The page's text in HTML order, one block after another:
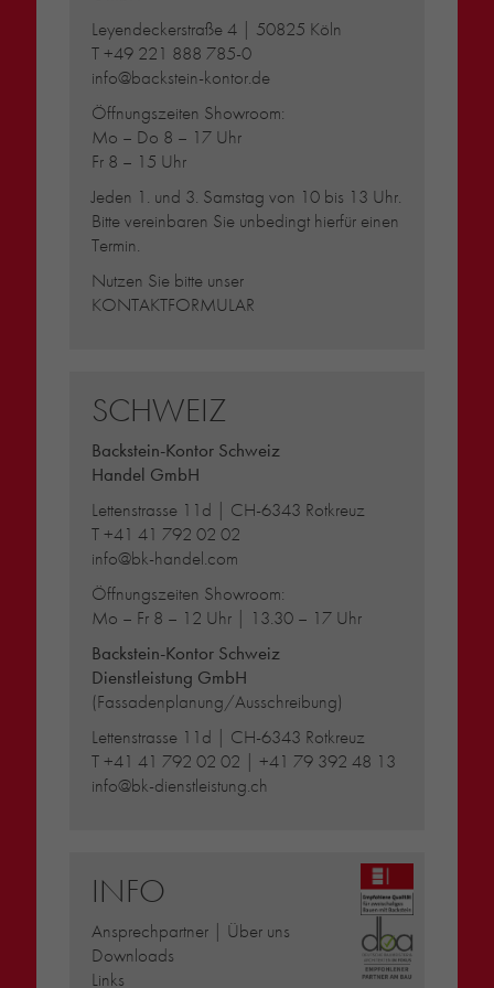
Leyendeckerstraße 4 | 50825 Köln
T+49 221 888 785-0
info@backstein-kontor.de
Öffnungszeiten Showroom:
Mo – Do 8 – 17 Uhr
Fr 8 – 15 Uhr
Jeden 1. und 3. Samstag von 10 bis 13 Uhr.
Bitte vereinbaren Sie unbedingt hierfür einen
Termin.
Nutzen Sie bitte unser
KONTAKTFORMULAR
SCHWEIZ
Backstein-Kontor Schweiz
Handel GmbH
Lettenstrasse 11d | CH-6343 Rotkreuz
T+41 41 792 02 02
info@bk-handel.com
Öffnungszeiten Showroom:
Mo – Fr 8 – 12 Uhr | 13.30 – 17 Uhr
Backstein-Kontor Schweiz
Dienstleistung GmbH
(Fassadenplanung/Ausschreibung)
Lettenstrasse 11d | CH-6343 Rotkreuz
T+41 41 792 02 02 |+41 79 392 48 13
info@bk-dienstleistung.ch
INFO
Ansprechpartner | Über uns
Downloads
Links